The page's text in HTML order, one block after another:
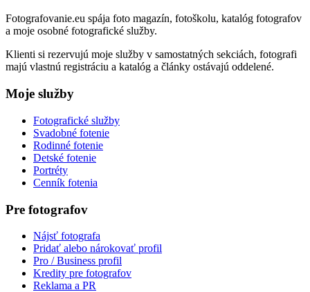
Fotografovanie.eu spája foto magazín, fotoškolu, katalóg fotografov
a moje osobné fotografické služby.
Klienti si rezervujú moje služby v samostatných sekciách, fotografi
majú vlastnú registráciu a katalóg a články ostávajú oddelené.
Moje služby
Fotografické služby
Svadobné fotenie
Rodinné fotenie
Detské fotenie
Portréty
Cenník fotenia
Pre fotografov
Nájsť fotografa
Pridať alebo nárokovať profil
Pro / Business profil
Kredity pre fotografov
Reklama a PR